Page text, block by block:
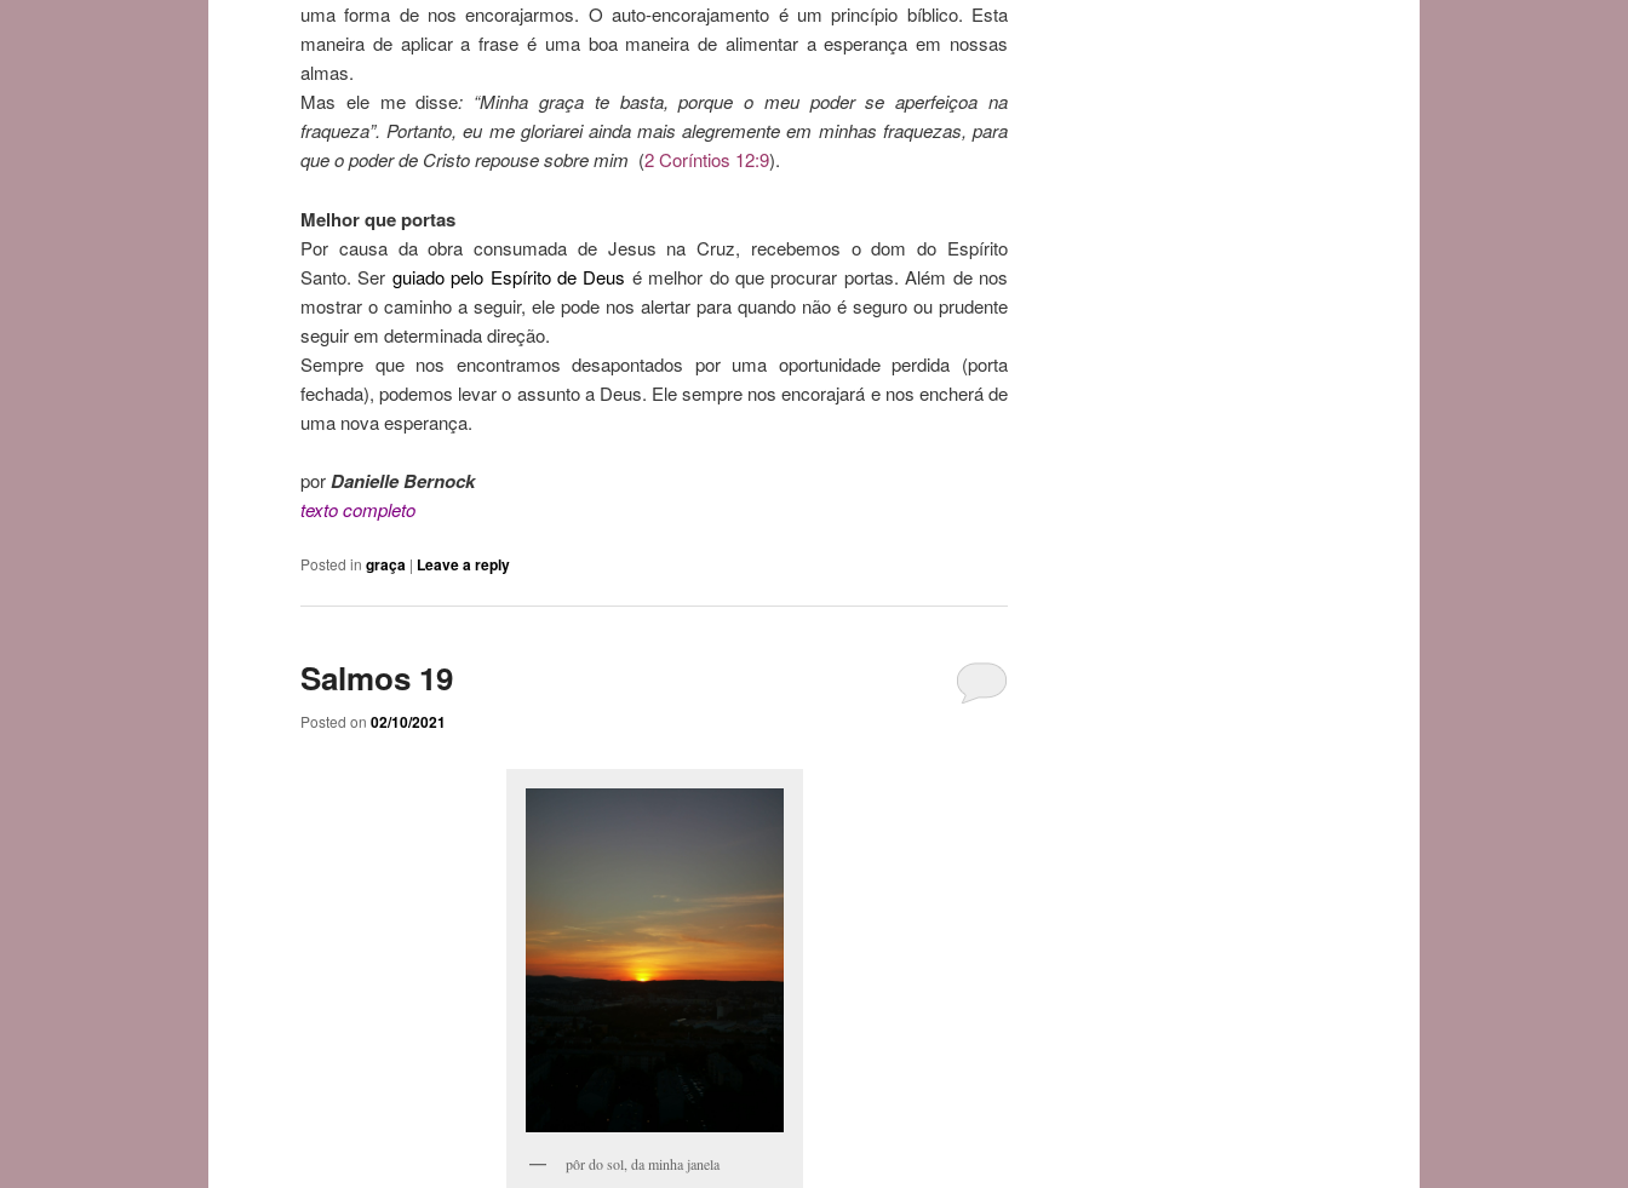
uma forma de nos encorajarmos. O auto-encorajamento é um princípio bíblico. Esta
maneira de aplicar a frase é uma boa maneira de alimentar a esperança em nossas
almas.
Mas ele me disse: “Minha graça te basta, porque o meu poder se aperfeiçoa na
fraqueza”. Portanto, eu me gloriarei ainda mais alegremente em minhas fraquezas, para
que o poder de Cristo repouse sobre mim (2 Coríntios 12:9).
Melhor que portas
Por causa da obra consumada de Jesus na Cruz, recebemos o dom do Espírito
Santo. Ser guiado pelo Espírito de Deus é melhor do que procurar portas. Além de nos
mostrar o caminho a seguir, ele pode nos alertar para quando não é seguro ou prudente
seguir em determinada direção.
Sempre que nos encontramos desapontados por uma oportunidade perdida (porta
fechada), podemos levar o assunto a Deus. Ele sempre nos encorajará e nos encherá de
uma nova esperança.
porDanielle Bernock
textocompleto
Posted in graça | Leave a reply
Salmos 19
Posted on 02/10/2021
pôr do sol, da minha janela